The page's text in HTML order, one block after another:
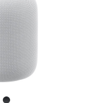
了
解
HomePod<